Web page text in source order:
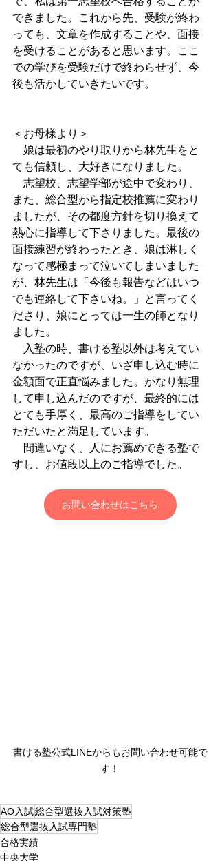
できました。これから先、受験が終わ
っても、文章を作成することや、面接
を受けることがあると思います。ここ
での学びを受験だけで終わらせず、今
後も活かしていきたいです。
＜お母様より＞
娘は最初のやり取りから林先生をと
ても信頼し、大好きになりました。
志望校、志望学部が途中で変わり、
また、総合型から指定校推薦に変わり
ましたが、その都度方針を切り換えて
熱心に指導して下さりました。最後の
面接練習が終わったとき、娘は淋しく
なって感極まって泣いてしまいました
が、林先生は「今後も報告などはいつ
でも連絡して下さいね。」と言ってく
ださり、娘にとっては一生の師となり
ました。
入塾の時、書ける塾以外は考えてい
なかったのですが、いざ申し込む時に
金額面で正直悩みました。かなり無理
して申し込んだのですが、最終的には
とても手厚く、最高のご指導をしてい
ただいたと満足しています。
間違いなく、人にお薦めできる塾で
すし、お値段以上のご指導でした。
お問い合わせはこちら
書ける塾公式LINEからもお問い合わせ可能で
す！
AO入試総合型選抜入試対策塾
総合型選抜入試専門塾
合格実績
中央大学